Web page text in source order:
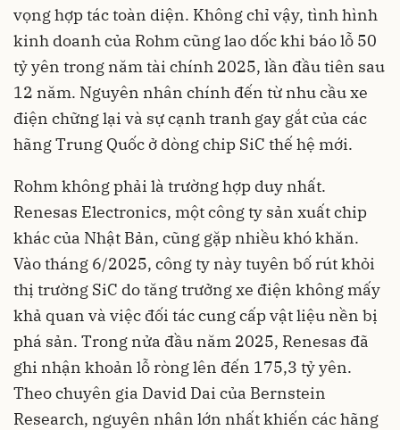
vọng hợp tác toàn diện. Không chỉ vậy, tình hình
kinh doanh của Rohm cũng lao dốc khi báo lỗ 50
tỷ yên trong năm tài chính 2025, lần đầu tiên sau
12 năm. Nguyên nhân chính đến từ nhu cầu xe
điện chững lại và sự cạnh tranh gay gắt của các
hãng Trung Quốc ở dòng chip SiC thế hệ mới.
Rohm không phải là trường hợp duy nhất.
Renesas Electronics, một công ty sản xuất chip
khác của Nhật Bản, cũng gặp nhiều khó khăn.
Vào tháng 6/2025, công ty này tuyên bố rút khỏi
thị trường SiC do tăng trưởng xe điện không mấy
khả quan và việc đối tác cung cấp vật liệu nền bị
phá sản. Trong nửa đầu năm 2025, Renesas đã
ghi nhận khoản lỗ ròng lên đến 175,3 tỷ yên.
Theo chuyên gia David Dai của Bernstein
Research, nguyên nhân lớn nhất khiến các hãng